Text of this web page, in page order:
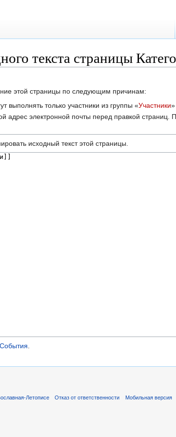
текста страницы
этой страницы по следующим причинам:
выполнять только участники из группы «Участники»
адрес электронной почты перед правкой страниц.
исходный текст этой страницы.
.
Летописе Отказ от ответственности Мобильная версия